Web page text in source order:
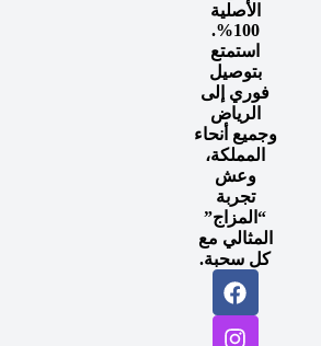
الأصلية
100%.
استمتع
بتوصيل
فوري إلى
الرياض
وجميع أنحاء
المملكة،
وعش
تجربة
“المزاج”
المثالي مع
كل سحبة.